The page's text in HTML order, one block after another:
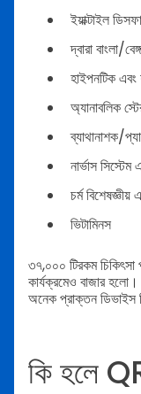
ইয়াক্টাইল
দ্বারা বাংলা/
হাইপনটিক এবং
অ্যানাবলিক
ব্যাথানাশক/
নার্ভাস
চর্ম বিশেষজ্ঞীয়
ভিটামিনস
৩৭,০০০ টিরকম
কার্যক্রমেও বাজার
অনেক প্রাক্তন ডিভাইস
কি হলে